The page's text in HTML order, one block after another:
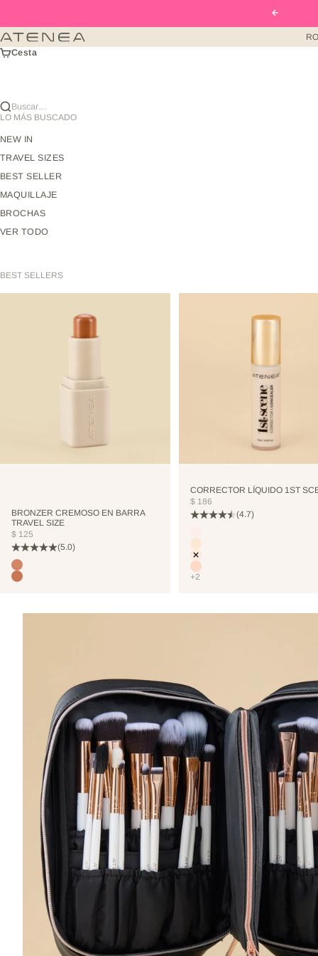
Anterior
Atenea Beauty mx
Cesta
Buscar…
LO MÁS BUSCADO
NEW IN
TRAVEL SIZES
BEST SELLER
MAQUILLAJE
BROCHAS
VER TODO
BEST SELLERS
BRONZER CREMOSO EN BARRA
TRAVEL SIZE
PRECIO DE OFERTA
$ 125
(5.0)
Color
TERRANOVA
TOSTEDCOCONUT
CORRECTOR LÍQUIDO 1ST
PRECIO DE OFERTA
$ 186
(4.7)
CUTCREASE
NEUTRALIZER
VANILLA
NUDE
+2